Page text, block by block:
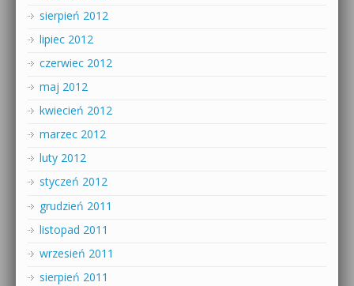
sierpień 2012
lipiec 2012
czerwiec 2012
maj 2012
kwiecień 2012
marzec 2012
luty 2012
styczeń 2012
grudzień 2011
listopad 2011
wrzesień 2011
sierpień 2011